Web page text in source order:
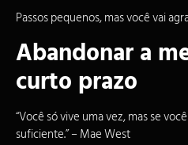
Passos pequenos, mas você vai
Abandonar a
curto prazo
“Você só vive uma vez, mas se
suficiente.” – Mae West